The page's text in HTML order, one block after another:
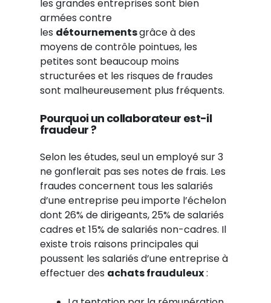
les grandes entreprises sont bien
armées contre
les détournementsgrâce à des
moyens de contrôle pointues, les
petites sont beaucoup moins
structurées et les risques de fraudes
sont malheureusement plus fréquents.
Pourquoi un collaborateur est-il
fraudeur ?
Selon les études, seul un employé sur 3
ne gonflerait pas ses notes de frais. Les
fraudes concernent tous les salariés
d’une entreprise peu importe l’échelon
dont 26% de dirigeants, 25% de salariés
cadres et 15% de salariés non-cadres. Il
existe trois raisons principales qui
poussent les salariés d’une entreprise à
effectuer des achats frauduleux: